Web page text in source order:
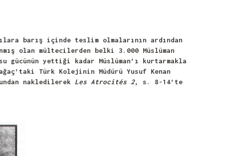
barış içinde teslim olmalarının ardından
olan mültecilerden belki 3.000 Müslüman
yettiği kadar Müslüman’ı kurtarmakla
Türk Kolejinin Müdürü Yusuf Kenan
nakledilerek Les Atrocités 2, s. 8-14’te